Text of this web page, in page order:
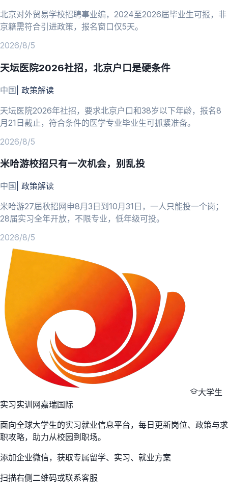
北京对外贸易学校招聘事业编，2024至2026届毕业生可报，非
京籍需符合引进政策，报名窗口仅5天。
2026/8/5
天坛医院2026社招，北京户口是硬条件
中国 政策解读
天坛医院2026年社招，要求北京户口和38岁以下年龄，报名8
月21日截止，符合条件的医学专业毕业生可抓紧准备。
2026/8/5
米哈游校招只有一次机会，别乱投
中国 政策解读
米哈游27届秋招网申8月3日到10月31日，一人只能投一个岗；
28届实习全年开放，不限专业，低年级可投。
2026/8/5
大学生
实习实训网嘉瑞国际
面向全球大学生的实习就业信息平台，每日更新岗位、政策与求
职攻略，助力从校园到职场。
添加企业微信，获取专属留学、实习、就业方案
扫描右侧二维码或联系客服